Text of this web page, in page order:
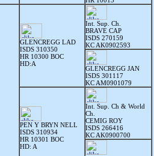
GLENCREGG LAD
ISDS 310350
HR 10300 BOC
HD:A
Int. Sup. Ch.
BRAVE CAP
ISDS 270159
KC AK0902593
GLENCREGG JAN
ISDS 301117
KC AM0901079
PEN Y BRYN NELL
ISDS 310934
HR 10301 BOC
HD: A
Int. Sup. Ch & World
Ch.
CEMIG ROY
ISDS 266416
KC AK0900700